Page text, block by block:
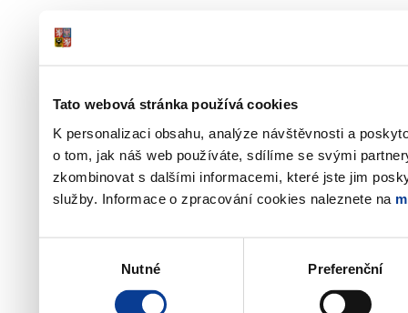
Tato webová stránka používá cookies
K personalizaci obsahu, analýze návštěvnosti a
o tom, jak náš web používáte, sdílíme se svými
zkombinovat s dalšími informacemi, které jste jim
služby. Informace o zpracování cookies naleznete na
Nutné Preferenční